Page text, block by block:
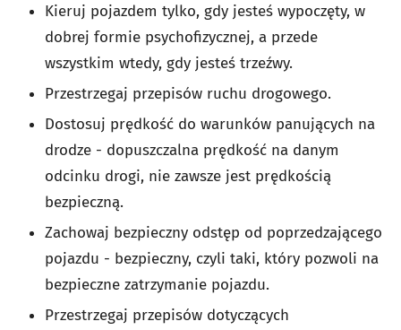
Kieruj pojazdem tylko, gdy jesteś wypoczęty, w
dobrej formie psychofizycznej, a przede
wszystkim wtedy, gdy jesteś trzeźwy.
Przestrzegaj przepisów ruchu drogowego.
Dostosuj prędkość do warunków panujących na
drodze - dopuszczalna prędkość na danym
odcinku drogi, nie zawsze jest prędkością
bezpieczną.
Zachowaj bezpieczny odstęp od poprzedzającego
pojazdu - bezpieczny, czyli taki, który pozwoli na
bezpieczne zatrzymanie pojazdu.
Przestrzegaj przepisów dotyczących